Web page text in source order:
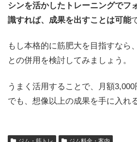
シンを活かしたトレーニングでフ
識すれば、成果を出すことは可能
もし本格的に筋肥大を目指すなら
との併用を検討してみましょう。
うまく活用することで、月額
でも、想像以上の成果を手に入れ